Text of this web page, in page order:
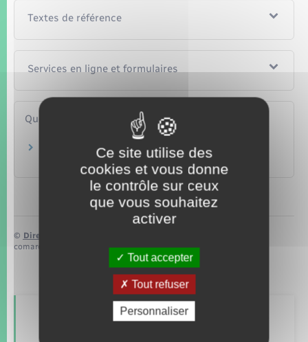
Textes de référence
Services en ligne et formulaires
Questions ? Réponses !
Comment signaler le contenu illégal d'un site
© Direction de l’information légale et administrative
comarquage developpé parbaseo.io
Retrouvez aussi
Ce site utilise des
cookies et vous donne
le contrôle sur ceux
que vous souhaitez
activer
Tout accepter
Tout refuser
Personnaliser